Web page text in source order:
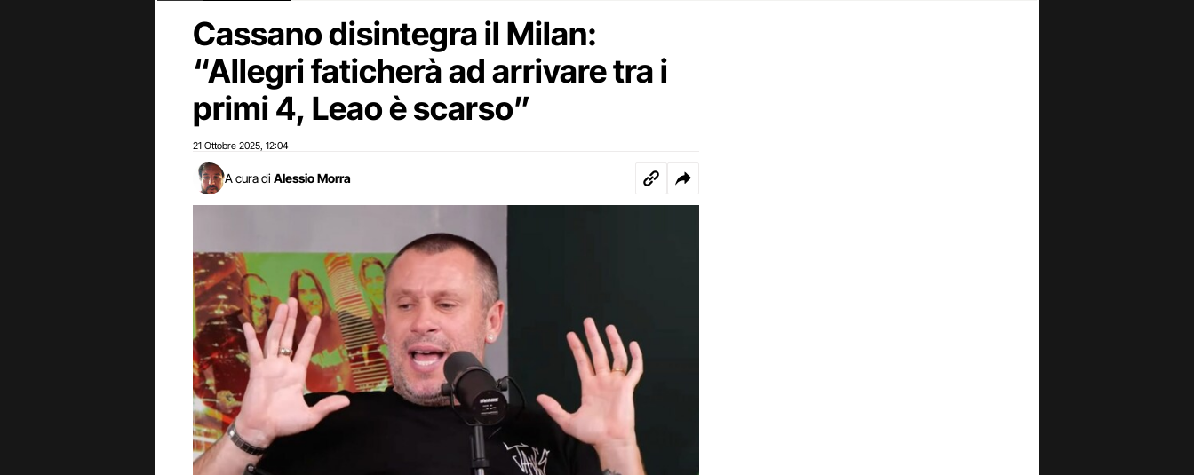
Cassano disintegra il Milan:
“Allegri faticherà ad arrivare tra i
primi 4, Leao è scarso”
21 Ottobre 2025 12:04
A cura di Alessio Morra